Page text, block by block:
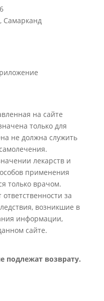
Самарканд
на сайте
только для
не должна служить
лекарств и
применения
только врачом.
за
возникшие в
информации,
сайте.
подлежат возврату.